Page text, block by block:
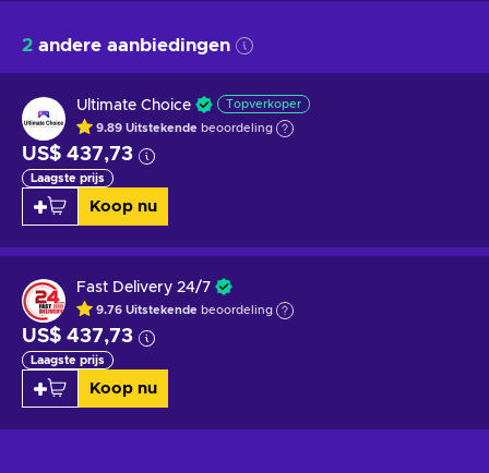
2 andere aanbiedingen
Ultimate Choice Topverkoper
9.89 Uitstekende beoordeling
US$ 437,73
Laagste prijs
Koop nu
Fast Delivery 24/7
9.76 Uitstekende beoordeling
US$ 437,73
Laagste prijs
Koop nu